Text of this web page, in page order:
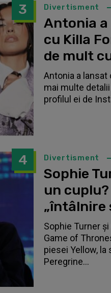
3 Divertisment
Antonia a
cu Killa
de mult
Antonia a lansat
mai multe
profilul ei de
4 Divertisment
Sophie
un
„întâlnire
Sophie Turner
Game of
piesei Yellow,
Peregrine...